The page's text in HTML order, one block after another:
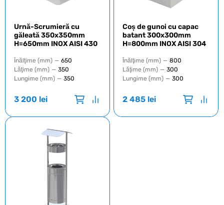
Urnă-Scrumieră cu
găleată 350x350mm
H=650mm INOX AISI 430
Înălţime (mm) — 650
Lăţime (mm) — 350
Lungime (mm) — 350
3 200 lei
Coș de gunoi cu capac
batant 300x300mm
H=800mm INOX AISI 304
Înălţime (mm) — 800
Lăţime (mm) — 300
Lungime (mm) — 300
2 485 lei